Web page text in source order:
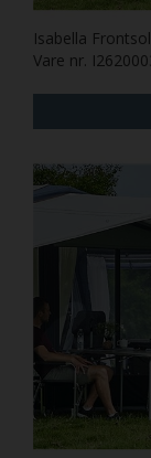
Isabella
Vare nr.